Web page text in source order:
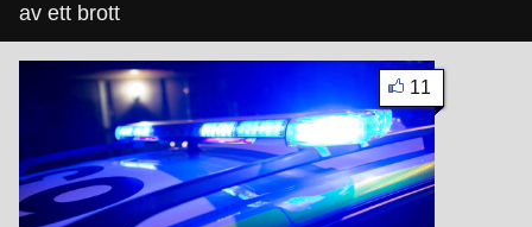
av ett brott
11